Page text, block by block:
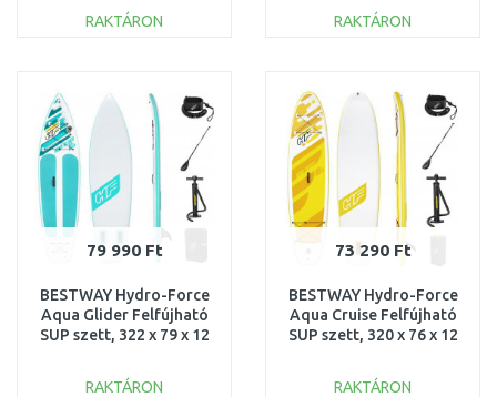
RAKTÁRON
RAKTÁRON
Összehasonlítás
79 990 Ft
BESTWAY Hydro-Force
Aqua Glider Felfújható
SUP szett, 322 x 79 x 12
RAKTÁRON
73 290 Ft
BESTWAY Hydro-Force
Aqua Cruise Felfújható
SUP szett, 320 x 76 x 12
RAKTÁRON